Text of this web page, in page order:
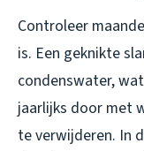
Controleer
is. Een geknikte
condenswater,
jaarlijks door met
te verwijderen. In